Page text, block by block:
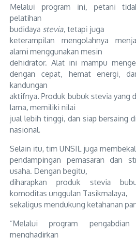
Melalui program ini, petani
pelatihan
budidaya stevia, tetapi juga
keterampilan mengolahnya
alami menggunakan mesin
dehidrator. Alat ini mampu
dengan cepat, hemat energi,
kandungan
aktifnya. Produk bubuk stevia yang
lama, memiliki nilai
jual lebih tinggi, dan siap bersaing
nasional.
Selain itu, tim UNSIL juga
pendampingan pemasaran dan
usaha. Dengan begitu,
diharapkan produk stevia
komoditas unggulan Tasikmalaya,
sekaligus mendukung ketahanan
“Melalui program
menghadirkan